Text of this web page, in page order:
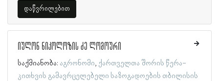
დაწვრილებით
იულონ ნიკოლოზის ძე ლომოური
საქმიანობა: აგრონომი ქართველთა შორის წერა-
კითხვის გამავრცელებელი საზოგადოების თბილისის